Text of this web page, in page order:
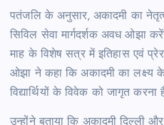
पतंजलि के अनुसार, अकादमी का नेतृत्व
सिविल सेवा मार्गदर्शक अवध ओझा
माह के विशेष सत्र में इतिहास एवं
ओझा ने कहा कि अकादमी का लक्ष्य
विद्यार्थियों के विवेक को जागृत करना
उन्होंने बताया कि अकादमी दिल्ली